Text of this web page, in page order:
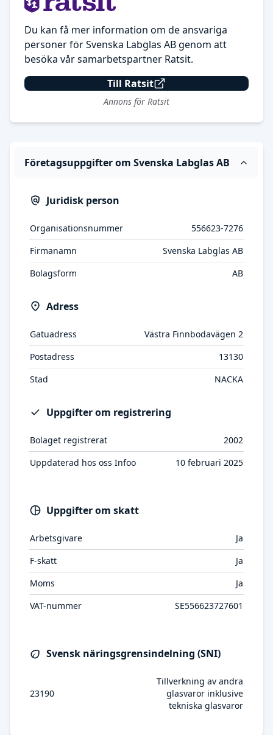
Du kan få mer information om de ansvariga
personer för Svenska Labglas AB genom att
besöka vår samarbetspartner Ratsit.
Till Ratsit
Annons för Ratsit
Företagsuppgifter om Svenska Labglas AB
Juridisk person
Organisationsnummer
556623-7276
Firmanamn
Svenska Labglas AB
Bolagsform
AB
Adress
Gatuadress
Västra Finnbodavägen 2
Postadress
13130
Stad
NACKA
Uppgifter om registrering
Bolaget registrerat
2002
Uppdaterad hos oss Infoo
10 februari 2025
Uppgifter om skatt
Arbetsgivare
Ja
F-skatt
Ja
Moms
Ja
VAT-nummer
SE556623727601
Svensk näringsgrensindelning (SNI)
23190
Tillverkning av andra
glasvaror inklusive
tekniska glasvaror